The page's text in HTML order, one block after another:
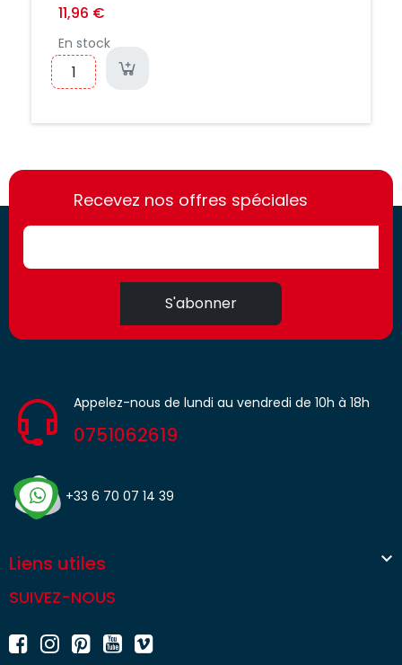
11,96 €
En stock
https://france-
access.fr
https://france-
access.fr
Recevez nos offres spéciales
S'abonner
Appelez-nous de lundi au vendredi de 10h à 18h
0751062619
+33 6 70 07 14 39
Liens utiles 
SUIVEZ-NOUS